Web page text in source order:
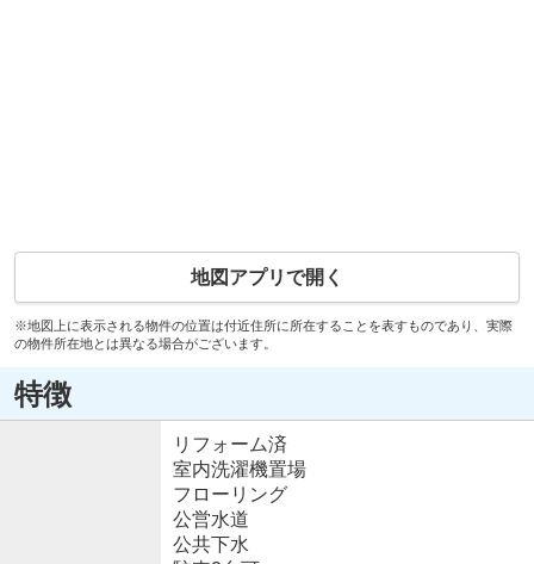
地図アプリで開く
※地図上に表示される物件の位置は付近住所に所在することを表すものであり、実際
の物件所在地とは異なる場合がございます。
特徴
リフォーム済
室内洗濯機置場
フローリング
公営水道
公共下水